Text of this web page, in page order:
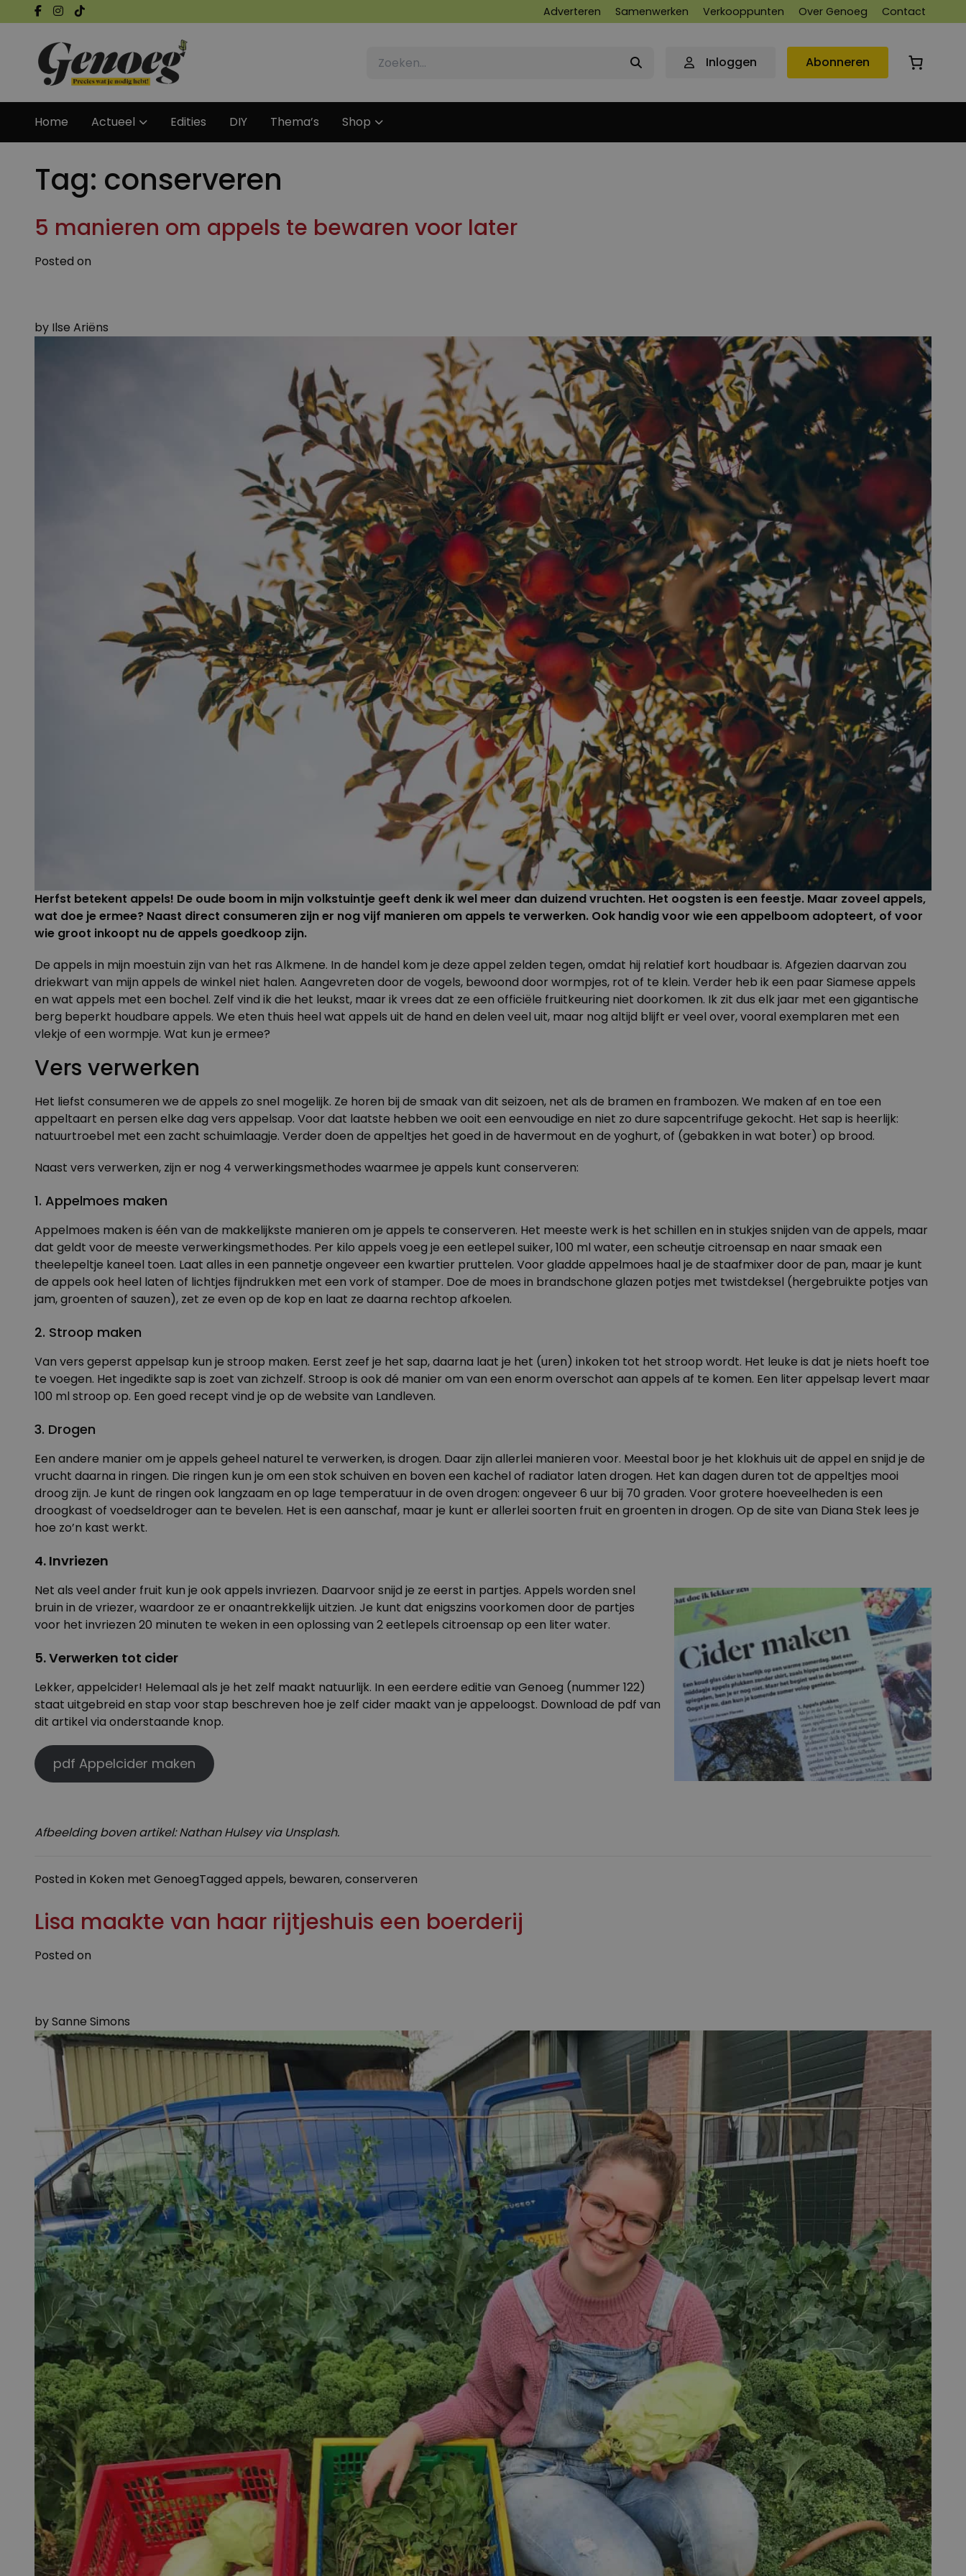
Adverteren Samenwerken Verkooppunten Over Genoeg Contact
Inloggen Abonneren
Home Actueel Edities DIY Thema’s Shop
Tag: conserveren
5 manieren om appels te bewaren voor later
Posted on
by Ilse Ariëns
Herfst betekent appels! De oude boom in mijn volkstuintje geeft denk ik wel meer dan duizend vruchten. Het oogsten is een feestje. Maar zoveel appels,
wat doe je ermee? Naast direct consumeren zijn er nog vijf manieren om appels te verwerken. Ook handig voor wie een appelboom adopteert, of voor
wie groot inkoopt nu de appels goedkoop zijn.
De appels in mijn moestuin zijn van het ras Alkmene. In de handel kom je deze appel zelden tegen, omdat hij relatief kort houdbaar is. Afgezien daarvan zou
driekwart van mijn appels de winkel niet halen. Aangevreten door de vogels, bewoond door wormpjes, rot of te klein. Verder heb ik een paar Siamese appels
en wat appels met een bochel. Zelf vind ik die het leukst, maar ik vrees dat ze een officiële fruitkeuring niet doorkomen. Ik zit dus elk jaar met een gigantische
berg beperkt houdbare appels. We eten thuis heel wat appels uit de hand en delen veel uit, maar nog altijd blijft er veel over, vooral exemplaren met een
vlekje of een wormpje. Wat kun je ermee?
Vers verwerken
Het liefst consumeren we de appels zo snel mogelijk. Ze horen bij de smaak van dit seizoen, net als de bramen en frambozen. We maken af en toe een
appeltaart en persen elke dag vers appelsap. Voor dat laatste hebben we ooit een eenvoudige en niet zo dure sapcentrifuge gekocht. Het sap is heerlijk:
natuurtroebel met een zacht schuimlaagje. Verder doen de appeltjes het goed in de havermout en de yoghurt, of (gebakken in wat boter) op brood.
Naast vers verwerken, zijn er nog 4 verwerkingsmethodes waarmee je appels kunt conserveren:
1. Appelmoes maken
Appelmoes maken is één van de makkelijkste manieren om je appels te conserveren. Het meeste werk is het schillen en in stukjes snijden van de appels, maar
dat geldt voor de meeste verwerkingsmethodes. Per kilo appels voeg je een eetlepel suiker, 100 ml water, een scheutje citroensap en naar smaak een
theelepeltje kaneel toen. Laat alles in een pannetje ongeveer een kwartier pruttelen. Voor gladde appelmoes haal je de staafmixer door de pan, maar je kunt
de appels ook heel laten of lichtjes fijndrukken met een vork of stamper. Doe de moes in brandschone glazen potjes met twistdeksel (hergebruikte potjes van
jam, groenten of sauzen), zet ze even op de kop en laat ze daarna rechtop afkoelen.
2. Stroop maken
Van vers geperst appelsap kun je stroop maken. Eerst zeef je het sap, daarna laat je het (uren) inkoken tot het stroop wordt. Het leuke is dat je niets hoeft toe
te voegen. Het ingedikte sap is zoet van zichzelf. Stroop is ook dé manier om van een enorm overschot aan appels af te komen. Een liter appelsap levert maar
100 ml stroop op. Een goed recept vind je op de website van Landleven.
3. Drogen
Een andere manier om je appels geheel naturel te verwerken, is drogen. Daar zijn allerlei manieren voor. Meestal boor je het klokhuis uit de appel en snijd je de
vrucht daarna in ringen. Die ringen kun je om een stok schuiven en boven een kachel of radiator laten drogen. Het kan dagen duren tot de appeltjes mooi
droog zijn. Je kunt de ringen ook langzaam en op lage temperatuur in de oven drogen: ongeveer 6 uur bij 70 graden. Voor grotere hoeveelheden is een
droogkast of voedseldroger aan te bevelen. Het is een aanschaf, maar je kunt er allerlei soorten fruit en groenten in drogen. Op de site van Diana Stek lees je
hoe zo’n kast werkt.
4. Invriezen
Net als veel ander fruit kun je ook appels invriezen. Daarvoor snijd je ze eerst in partjes. Appels worden snel
bruin in de vriezer, waardoor ze er onaantrekkelijk uitzien. Je kunt dat enigszins voorkomen door de partjes
voor het invriezen 20 minuten te weken in een oplossing van 2 eetlepels citroensap op een liter water.
5. Verwerken tot cider
Lekker, appelcider! Helemaal als je het zelf maakt natuurlijk. In een eerdere editie van Genoeg (nummer 122)
staat uitgebreid en stap voor stap beschreven hoe je zelf cider maakt van je appeloogst. Download de pdf van
dit artikel via onderstaande knop.
pdf Appelcider maken
Afbeelding boven artikel: Nathan Hulsey via Unsplash.
Posted in Koken met GenoegTagged appels, bewaren,conserveren
Lisa maakte van haar rijtjeshuis een boerderij
Posted on
bySanne Simons